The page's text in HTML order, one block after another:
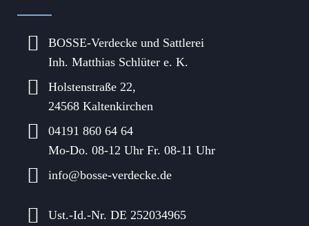
BOSSE-Verdecke und Sattlerei
Inh. Matthias Schlüter e. K.
Holstenstraße 22,
24568 Kaltenkirchen
04191 860 64 64
Mo-Do. 08-12 Uhr Fr. 08-11 Uhr
info@bosse-verdecke.de
Ust.-Id.-Nr. DE 252034965